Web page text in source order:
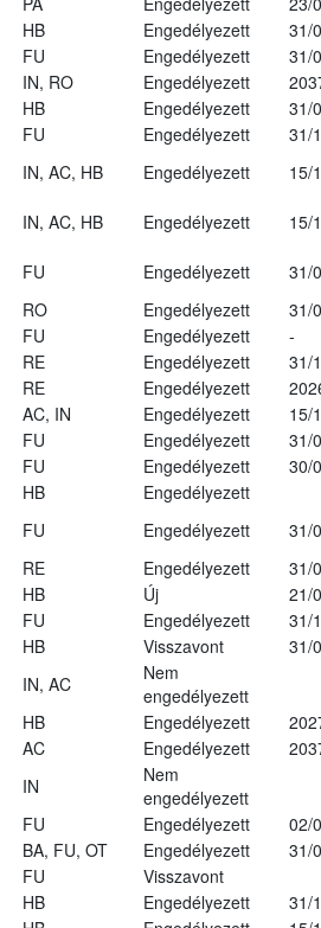
HB Engedélyezett
31/
FU Engedélyezett
31/
IN, RO Engedélyezett
HB Engedélyezett
31/
FU Engedélyezett
31/
IN, AC, HB Engedélyezett
15/
IN, AC, HB Engedélyezett
15/
FU Engedélyezett
31/
RO Engedélyezett
31/
FU Engedélyezett
-
RE Engedélyezett
31/
RE Engedélyezett
AC, IN Engedélyezett
15/
FU Engedélyezett
31/
FU Engedélyezett
30/
HB
Engedélyezett
FU Engedélyezett
31/
RE Engedélyezett
31/
HB Új
21/
FU Engedélyezett
31/
HB Visszavont
31/
IN, AC
Nem
engedélyezett
HB Engedélyezett
AC Engedélyezett
IN
Nem
engedélyezett
FU Engedélyezett
02/
BA, FU, OT Engedélyezett
31/
FU
Visszavont
HB Engedélyezett
31/